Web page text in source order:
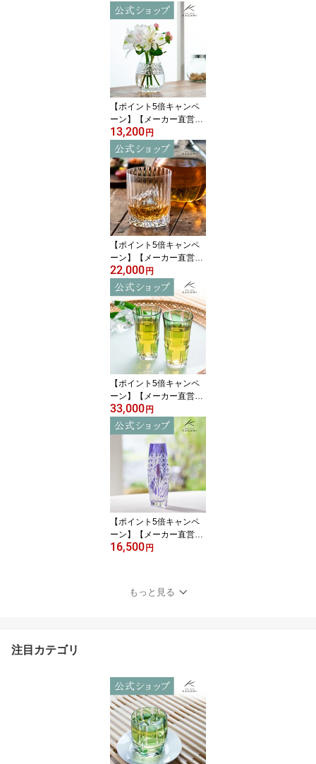
スタルKAGAMI TPS370-
2943-AB＜笹っ葉に四角
籠目紋＞ペアグラス ロッ
ク グラス 赤 青ギフト ラ
ッピング無料 結婚祝 内
祝 贈答品 還暦祝 退職祝
父の日 母の日 敬老の日
【ポイント5倍キャンペ
ーン】【メーカー直営店
直営店限定販売】江戸切
子 カガミクリスタルKAG
AMI F714-2998＜しずく
＞一輪挿し 花瓶 クリア
インテリアギフト ラッピ
ング無料 結婚祝 内祝 還
暦祝 古希祝母の日 敬老
の日 送別品 退職記念品
13,200 円
【ポイント5倍キャンペ
ーン】【メーカー直営
店】カガミクリスタル K
AGAMIロックグラス ウ
イスキーグラス T429-29
94＜白露＞ギフト 結婚
祝 内祝 誕生祝 贈答品 記
念品 還暦祝 古希祝敬老
の日 父の日 母の日 退職
記念品
22,000 円
【ポイント5倍キャンペ
ーン】【メーカー直営
店】江戸切子 カガミクリ
スタルKAGAMI #2511＜
竹の膳＞創作切子 ペアス
リムグラス ビールグラス
緑ギフト 結婚祝 内祝 誕
生祝 贈答品 記念品 還暦
祝 古希祝敬老の日 父の
日 母の日 退職記念品
33,000 円
【ポイント5倍キャンペ
ーン】【メーカー直営
店】江戸切子 カガミクリ
し インテリア 紫結婚祝
内祝 ギフト 送別品 贈答
16,500 円
もっと見る
注目カテゴリ